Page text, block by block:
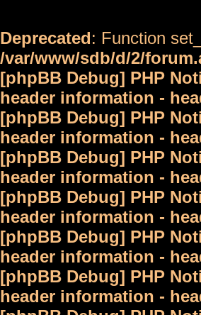
Deprecated: Function
/var/www/sdb/d/2/
[phpBB Debug] PHP
header information -
[phpBB Debug] PHP
header information -
[phpBB Debug] PHP
header information -
[phpBB Debug] PHP
header information -
[phpBB Debug] PHP
header information -
[phpBB Debug] PHP
header information -